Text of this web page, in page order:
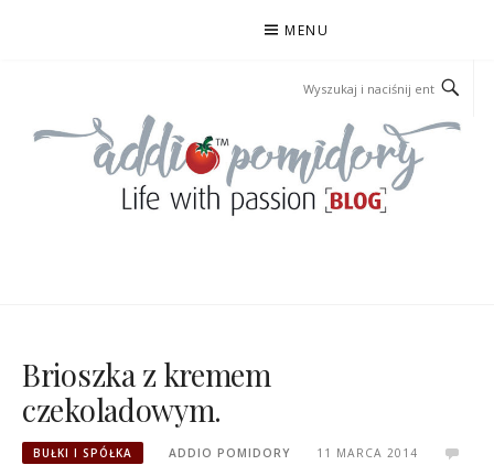
MENU
Brioszka z kremem
czekoladowym.
BUŁKI I SPÓŁKA ADDIO POMIDORY
11 MARCA 2014